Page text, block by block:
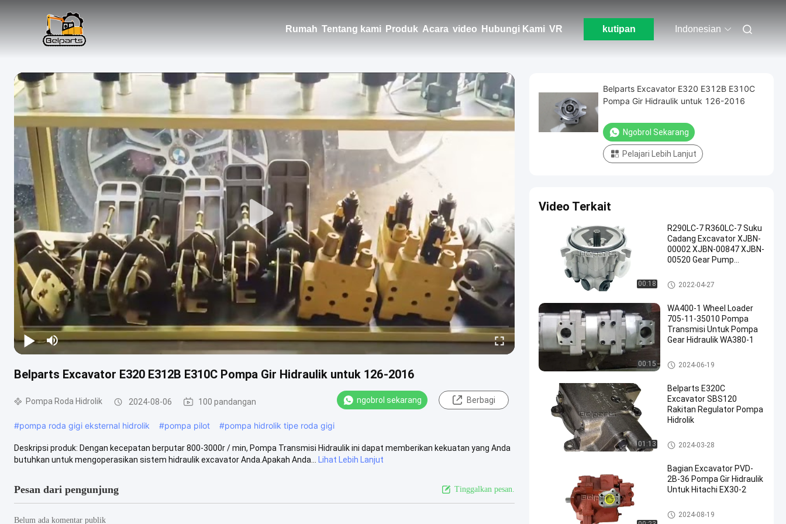
Rumah Tentang kami Produk Acara video Hubungi Kami VR kutipan Indonesian
Belparts Excavator E320 E312B E310C Pompa Gir Hidraulik untuk 126-2016
Pompa Roda Hidrolik 2024-08-06 100 pandangan ngobrol sekarang Berbagi
#pompa roda gigi eksternal hidrolik #pompa pilot #pompa hidrolik tipe roda gigi
Deskripsi produk: Dengan kecepatan berputar 800-3000r / min, Pompa Transmisi Hidraulik ini dapat memberikan kekuatan yang Anda
butuhkan untuk mengoperasikan sistem hidraulik excavator Anda.Apakah Anda...
Lihat Lebih Lanjut
Pesan dari pengunjung Tinggalkan pesan.
Belum ada komentar publik
Belparts Excavator E320 E312B E310C
Pompa Gir Hidraulik untuk 126-2016
Ngobrol Sekarang
Pelajari Lebih Lanjut
Video Terkait
00:18
R290LC-7 R360LC-7 Suku
Cadang Excavator XJBN-
00002 XJBN-00847 XJBN-
00520 Gear Pump
Konstruksi
Pompa Roda Hidrolik
2022-04-27
00:15
WA400-1 Wheel Loader
705-11-35010 Pompa
Transmisi Untuk Pompa
Gear Hidraulik WA380-1
Pompa Roda Hidrolik
2024-06-19
01:13
Belparts E320C
Excavator SBS120
Rakitan Regulator Pompa
Hidrolik
Pompa Roda Hidrolik
2024-03-28
Bagian Excavator PVD-
2B-36 Pompa Gir Hidraulik
Untuk Hitachi EX30-2
Pompa Roda Hidrolik
2024-08-19